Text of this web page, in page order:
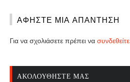
ΑΦΉΣΤΕ ΜΙΑ ΑΠΆΝΤΗΣΗ
Για να σχολιάσετε πρέπει να συνδεθείτε
ΑΚΟΛΟΥΘΉΣΤΕ ΜΑΣ